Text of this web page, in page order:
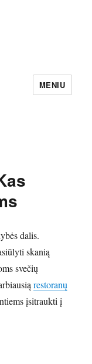
MENIU
dalis.
skanią
svečių
restoranų
įsitraukti į